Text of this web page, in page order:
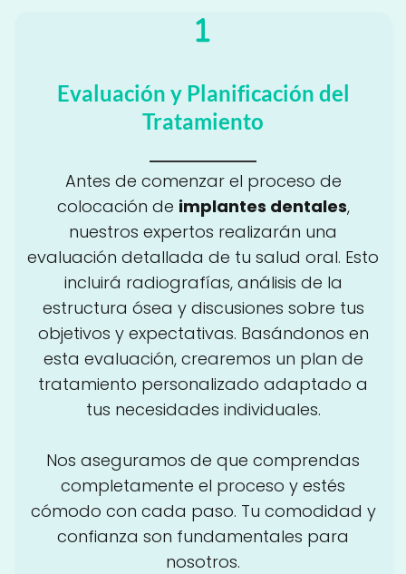
Evaluación y Planificación del
Tratamiento
Antes de comenzar el proceso de
colocación de implantes dentales,
nuestros expertos realizarán una
evaluación detallada de tu salud oral. Esto
incluirá radiografías, análisis de la
estructura ósea y discusiones sobre tus
objetivos y expectativas. Basándonos en
esta evaluación, crearemos un plan de
tratamiento personalizado adaptado a
tus necesidades individuales.
Nos aseguramos de que comprendas
completamente el proceso y estés
cómodo con cada paso. Tu comodidad y
confianza son fundamentales para
nosotros.